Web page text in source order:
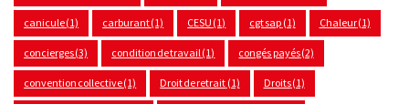
canicule(1) carburant(1) CESU (1) cgt sap (1) Chaleur(1)
concierges(3) condition de travail (1) congés payés(2)
convention collective(1) Droit de retrait (1) Droits(1)